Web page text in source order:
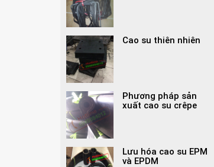
Cao su thiên nhiên
Phương pháp sản
xuất cao su crêpe
Lưu hóa cao su EPM
và EPDM